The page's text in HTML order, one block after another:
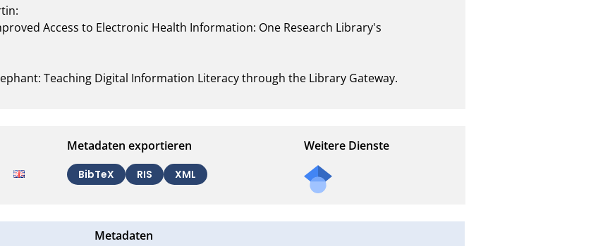
Access to Electronic Health Information: One Research Library's
Teaching Digital Information Literacy through the Library Gateway.
Metadaten exportieren
BibTeX RIS XML
Weitere Dienste
Metadaten